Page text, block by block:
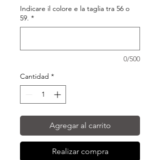
Indicare il colore e la taglia tra 56 o
59. *
0/500
Cantidad *
Agregar al carrito
Realizar compra